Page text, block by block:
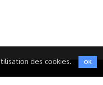
des cookies. OK